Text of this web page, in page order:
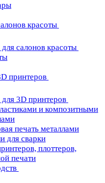
красоты
салонов красоты
принтеров
3D принтеров
и композитными
печать металлами
для сварки
плоттеров,
печати